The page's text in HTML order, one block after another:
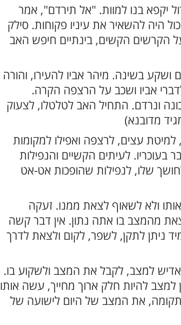
יקפא בנו למוות. "אל תירדם", אמר
היה להשאיר את עיניו פקוחות. סילק
הקרשים הקשים, בינתיים חיפש האב
בשינה. מיהר אביו להעירו, והורה
אביו ושכב על הרצפה הקרה.
ונרדם. התחיל האב לטלטלו, לצעוק
מדובנא)
עצים, לרצפה ואפילו למקומות
בעוכריו. לעיתים הקשיים והנפילות
שלו, לנפילות שהופכות אט-אט
ולא לשאוף לצאת ממנו. זעקה
מהמצב בו אתה נתון. אין דבר קשה
ניתן לתקן, לשפר, לקום ולצאת לדרך
למצב, לקבל את המצב ולשקוע בו.
להיות חלק ארוך מחייך, עשה אותו
את המצב של היום לישועה של